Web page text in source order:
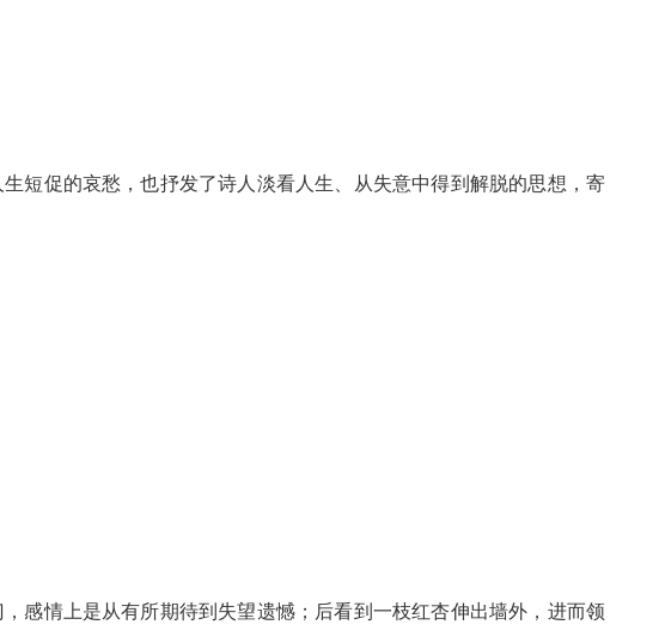
短促的哀愁，也抒发了诗人淡看人生、从失意中得到解脱的思想，寄
感情上是从有所期待到失望遗憾；后看到一枝红杏伸出墙外，进而领